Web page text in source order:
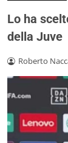
Lo ha
della Juve
Roberto